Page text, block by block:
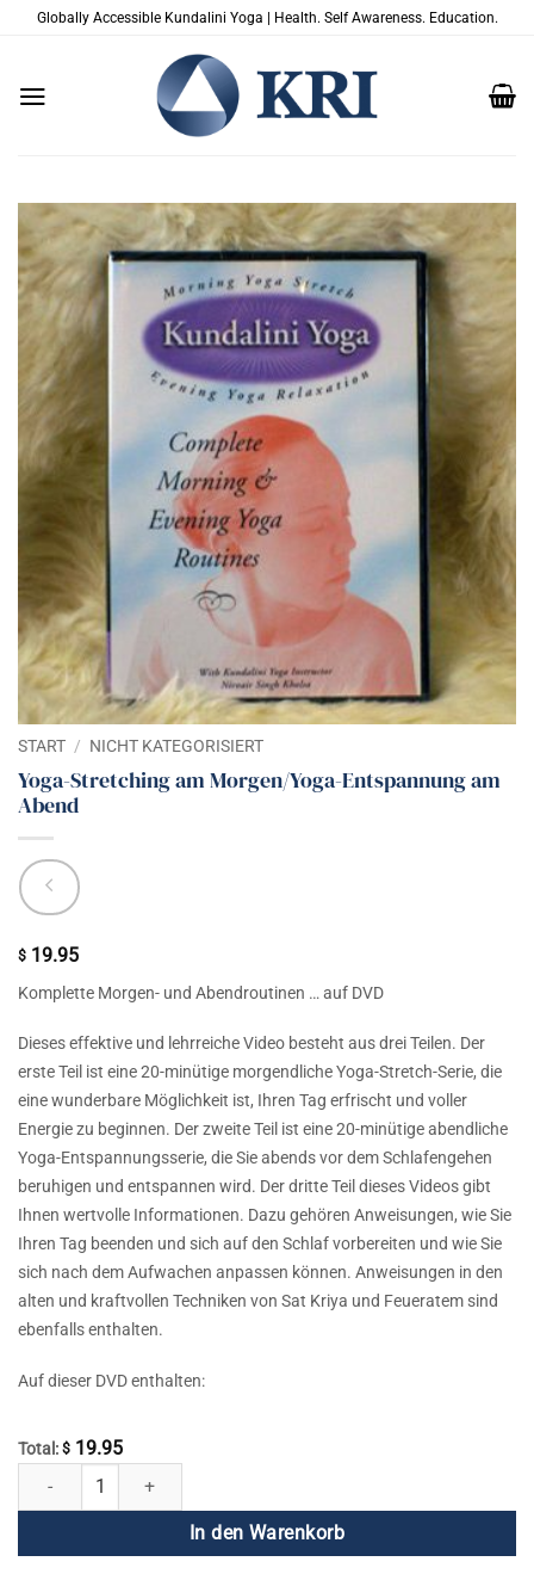
ZumGlobally Accessible Kundalini Yoga | Health. Self Awareness. Education.
START / NICHT KATEGORISIERT
Yoga-Stretching am Morgen/Yoga-Entspannung am
Abend
$ 19.95
Komplette Morgen- und Abendroutinen … auf DVD
Dieses effektive und lehrreiche Video besteht aus drei Teilen. Der
erste Teil ist eine 20-minütige morgendliche Yoga-Stretch-Serie, die
eine wunderbare Möglichkeit ist, Ihren Tag erfrischt und voller
Energie zu beginnen. Der zweite Teil ist eine 20-minütige abendliche
Yoga-Entspannungsserie, die Sie abends vor dem Schlafengehen
beruhigen und entspannen wird. Der dritte Teil dieses Videos gibt
Ihnen wertvolle Informationen. Dazu gehören Anweisungen, wie Sie
Ihren Tag beenden und sich auf den Schlaf vorbereiten und wie Sie
sich nach dem Aufwachen anpassen können. Anweisungen in den
alten und kraftvollen Techniken von Sat Kriya und Feueratem sind
ebenfalls enthalten.
Auf dieser DVD enthalten:
Total: $ 19.95
Yoga-Stretching am Morgen/Yoga-Entspannung am Abend Menge
In den Warenkorb